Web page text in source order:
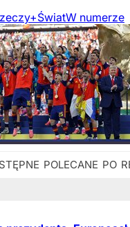
ŚwiatW numerze